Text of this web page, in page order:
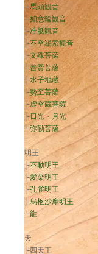
├馬頭観音
├如意輪観音
├准胝観音
├不空羂索観音
├文殊菩薩
├普賢菩薩
├水子地蔵
├勢至菩薩
├虚空蔵菩薩
├日光・月光
└弥勒菩薩
明王
├不動明王
├愛染明王
├孔雀明王
├烏枢沙摩明王
└龍
天
├四天王